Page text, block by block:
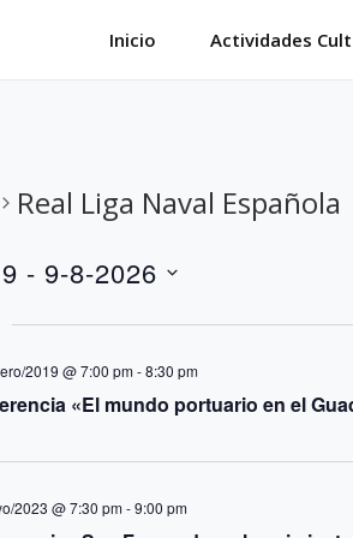
Inicio Actividades
Real Liga Naval Española
- 9-8-2026
2019 @ 7:00 pm-8:30 pm
«El mundo portuario en el
2023 @ 7:30 pm-9:00 pm